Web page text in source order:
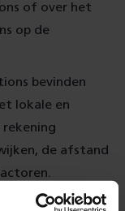
of over het
op de
bevinden
lokale en
de afstand
uitgebreid of